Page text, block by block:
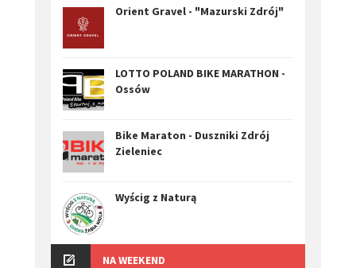
Orient Gravel - "Mazurski Zdrój"
LOTTO POLAND BIKE MARATHON -
Ossów
Bike Maraton - Duszniki Zdrój
Zieleniec
Wyścig z Naturą
NA WEEKEND